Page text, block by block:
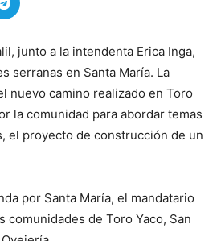
junto a la intendenta Erica Inga,
serranas en Santa María. La
nuevo camino realizado en Toro
la comunidad para abordar temas
el proyecto de construcción de un
por Santa María, el mandatario
comunidades de Toro Yaco, San